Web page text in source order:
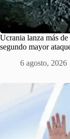
Ucrania lanza más
segundo mayor
6 agosto, 2026